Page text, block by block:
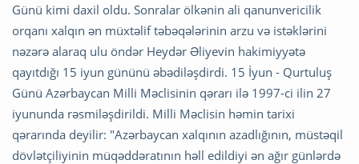
Günü kimi daxil oldu. Sonralar ölkənin ali qanunvericilik
orqanı xalqın ən müxtəlif təbəqələrinin arzu və istəklərini
nəzərə alaraq ulu öndər Heydər Əliyevin hakimiyyətə
qayıtdığı 15 iyun gününü əbədiləşdirdi. 15 İyun - Qurtuluş
Günü Azərbaycan Milli Məclisinin qərarı ilə 1997-ci ilin 27
iyununda rəsmiləşdirildi. Milli Məclisin həmin tarixi
qərarında deyilir: "Azərbaycan xalqının azadlığının, müstəqil
dövlətçiliyinin müqəddəratının həll edildiyi ən ağır günlərdə